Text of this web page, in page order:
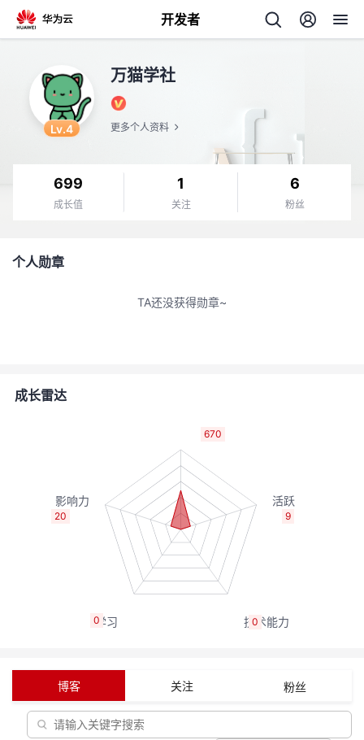
开发者
者
动
关
我
的
我
Lv.4
万猫学社
更多个人资料
699
成长值
1
关注
6
粉丝
个人勋章
TA还没获得勋章~
成长雷达
670
9
0
0
20
博客 关注 粉丝